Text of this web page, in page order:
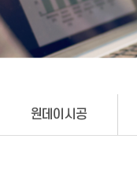
원데이시공